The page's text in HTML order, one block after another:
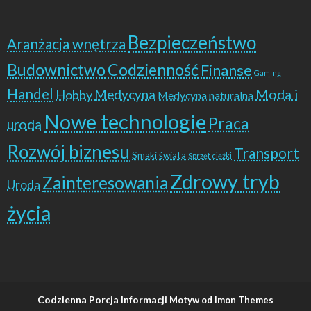
Aranżacja wnętrza Bezpieczeństwo
BudownictwoCodziennośćFinanse Gaming
Handel Hobby Medycyna Medycyna naturalna Moda i
uroda Nowe technologie Praca
Rozwój biznesu Smaki świata Sprzęt ciężki Transport
Uroda ZainteresowaniaZdrowy tryb
życia
Codzienna Porcja Informacji Motyw od Imon Themes